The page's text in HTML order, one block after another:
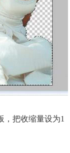
，把收缩量设为1